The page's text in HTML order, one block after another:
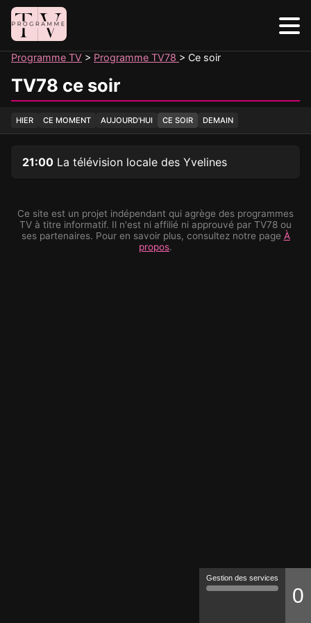
Programme TV Programme TV78 Ce soir
TV78 ce soir
HIER CE MOMENT AUJOURD'HUI CE SOIR DEMAIN
21:00 La télévision locale des Yvelines
Ce site est un projet indépendant qui agrège des programmes
TV à titre informatif. Il n'est ni affilié ni approuvé par TV78 ou
ses partenaires. Pour en savoir plus, consultez notre page À
propos.
Panneau de gestion des cookies
Gestion des services
0